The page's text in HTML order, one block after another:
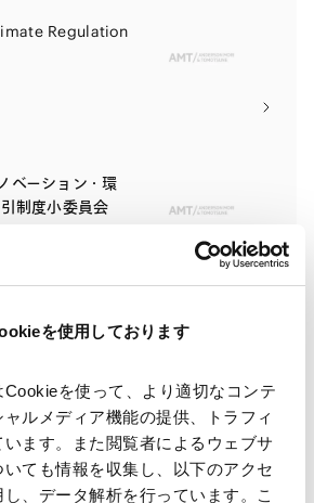
を使用しております
を使って、より適切なコンテ
ルメディア機能の提供、トラフィ
ます。また閲覧者によるウェブサ
ても情報を収集し、以下のアクセ
、データ解析を行っています。こ
Regulation
ベーション・環
制度小委員会
、欧州委員会に
に暫定合意
クレジット取引